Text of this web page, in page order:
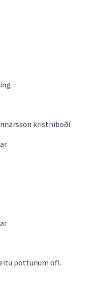
kristniboði
pottunum ofl.